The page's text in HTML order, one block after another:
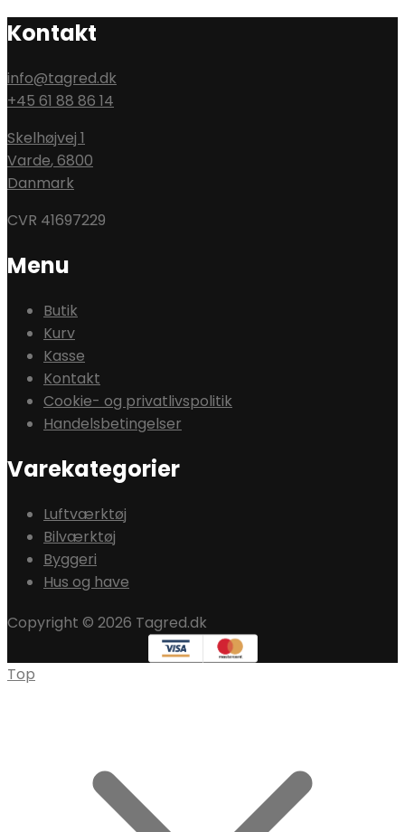
Kontakt
info@tagred.dk
+45 61 88 86 14
Skelhøjvej 1
Varde,6800
Danmark
CVR 41697229
Menu
Butik
Kurv
Kasse
Kontakt
Cookie- og privatlivspolitik
Handelsbetingelser
Varekategorier
Luftværktøj
Bilværktøj
Byggeri
Hus og have
Copyright © 2026 Tagred.dk
Top